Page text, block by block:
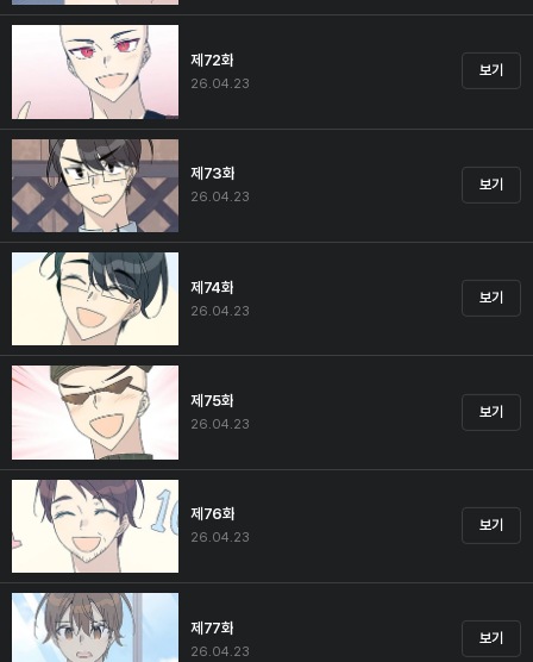
제72화
26.04.23
보기
제73화
26.04.23
보기
제74화
26.04.23
보기
제75화
26.04.23
보기
제76화
26.04.23
보기
제77화
26.04.23
보기